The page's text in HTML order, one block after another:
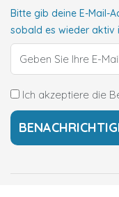
Bitte gib deine E-Mail-
sobald es wieder aktiv
Ich akzeptiere die